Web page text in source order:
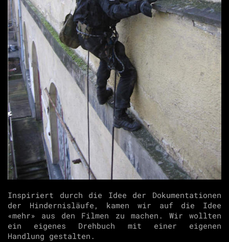
Inspiriert durch die Idee der Dokumentationen
der Hindernisläufe, kamen wir auf die Idee
«mehr» aus den Filmen zu machen. Wir wollten
ein eigenes Drehbuch mit einer eigenen
Handlung gestalten.